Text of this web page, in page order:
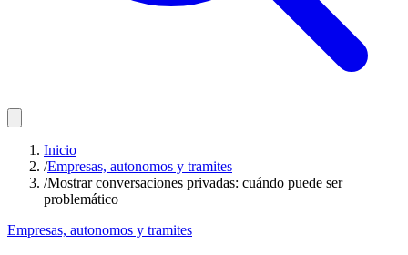
Inicio
/Empresas, autonomos y tramites
/Mostrar conversaciones privadas: cuándo puede ser
problemático
Empresas, autonomos y tramites